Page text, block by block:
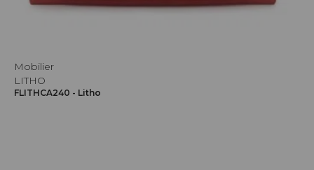
Mobilier
LITHO
FLITHCA240 - Litho